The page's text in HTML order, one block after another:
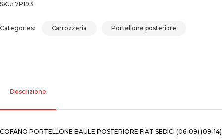
SKU: 7P193
Categories: Carrozzeria Portellone posteriore
Descrizione
COFANO PORTELLONE BAULE POSTERIORE FIAT SEDICI (06-09) (09-14)